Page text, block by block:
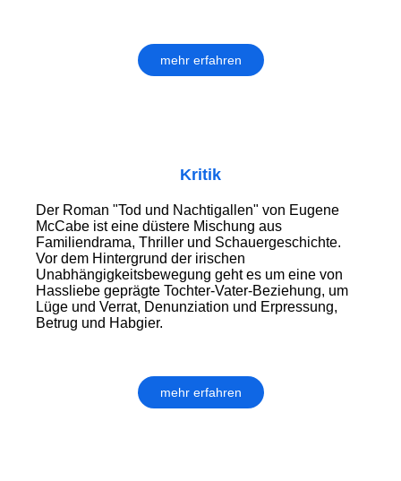
mehr erfahren
Kritik
Der Roman "Tod und Nachtigallen" von Eugene
McCabe ist eine düstere Mischung aus
Familiendrama, Thriller und Schauergeschichte.
Vor dem Hintergrund der irischen
Unabhängigkeitsbewegung geht es um eine von
Hassliebe geprägte Tochter-Vater-Beziehung, um
Lüge und Verrat, Denunziation und Erpressung,
Betrug und Habgier.
mehr erfahren